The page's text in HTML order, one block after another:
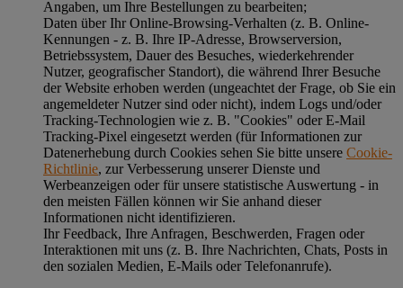
Angaben, um Ihre Bestellungen zu bearbeiten;
Daten über Ihr Online-Browsing-Verhalten (z. B. Online-
Kennungen - z. B. Ihre IP-Adresse, Browserversion,
Betriebssystem, Dauer des Besuches, wiederkehrender
Nutzer, geografischer Standort), die während Ihrer Besuche
der Website erhoben werden (ungeachtet der Frage, ob Sie ein
angemeldeter Nutzer sind oder nicht), indem Logs und/oder
Tracking-Technologien wie z. B. "Cookies" oder E-Mail
Tracking-Pixel eingesetzt werden (für Informationen zur
Datenerhebung durch Cookies sehen Sie bitte unsere Cookie-
Richtlinie, zur Verbesserung unserer Dienste und
Werbeanzeigen oder für unsere statistische Auswertung - in
den meisten Fällen können wir Sie anhand dieser
Informationen nicht identifizieren.
Ihr Feedback, Ihre Anfragen, Beschwerden, Fragen oder
Interaktionen mit uns (z. B. Ihre Nachrichten, Chats, Posts in
den sozialen Medien, E-Mails oder Telefonanrufe).